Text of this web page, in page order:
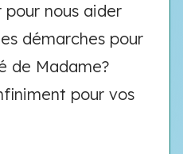
pour nous aider
démarches pour
de Madame?
pour vos